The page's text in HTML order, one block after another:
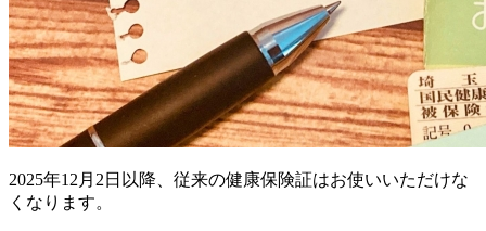
2025年12月2日以降、従来の健康保険証はお使いいただけな
くなります。